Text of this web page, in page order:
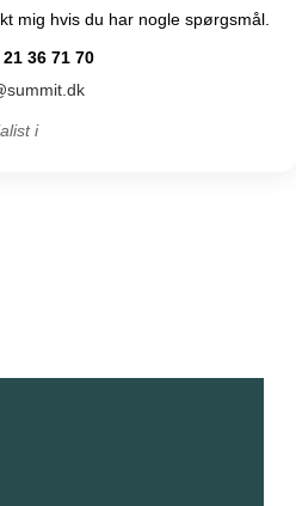
mig hvis du har nogle spørgsmål.
36 71 70
i